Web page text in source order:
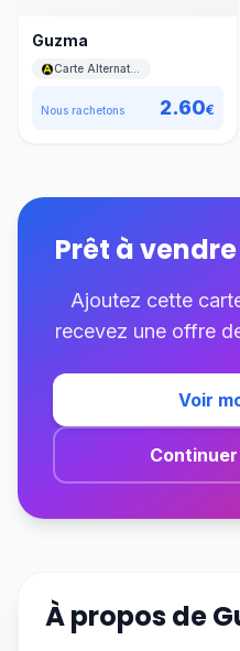
Guzma
Nous rachetons 2.60€
Prêt à
Ajoutez cette
recevez une offre
Voir
À propos de